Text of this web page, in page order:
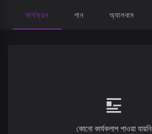
কার্যক্রম গান অ্যালবাম
কোনো কার্যকলাপ পাওয়া যায়নি